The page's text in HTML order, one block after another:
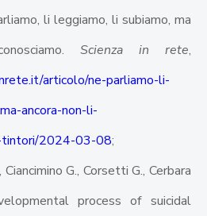
li leggiamo, li subiamo, ma
Scienza in rete,
articolo/ne-parliamo-li-
ancora-non-li-
tintori/2024-03-08;
G., Corsetti G., Cerbara
process of suicidal